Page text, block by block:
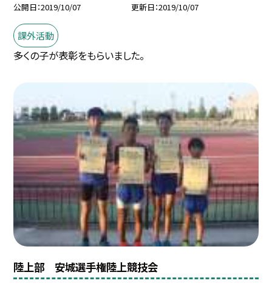
公開日 2019/10/07 更新日 2019/10/07
課外活動
多くの子が表彰をもらいました。
陸上部 安城選手権陸上競技会